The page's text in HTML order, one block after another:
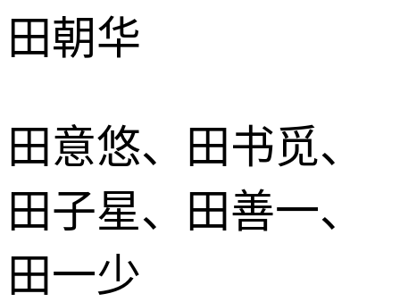
田朝华
田意悠、田书觅、
田子星、田善一、
田一少